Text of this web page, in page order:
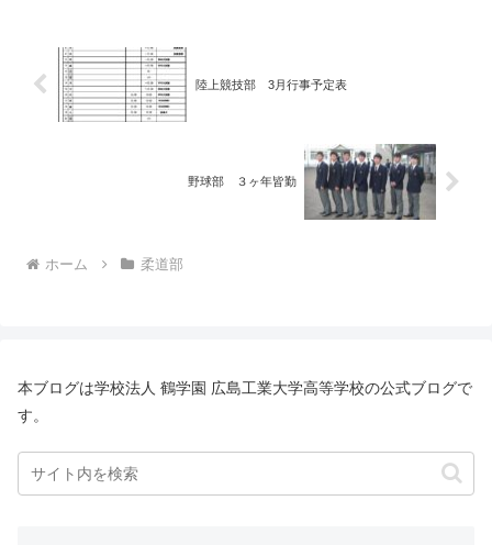
陸上競技部 3月行事予定表
野球部 ３ヶ年皆勤
ホーム 柔道部
本ブログは学校法人 鶴学園 広島工業大学高等学校の公式ブログで
す。